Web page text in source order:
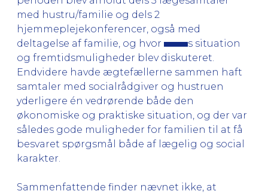
med hustru/familie og dels 2
hjemmeplejekonferencer, også med
deltagelse af familie, og hvor
s situation
og fremtidsmuligheder blev diskuteret.
Endvidere havde ægtefællerne sammen haft
samtaler med socialrådgiver og hustruen
yderligere én vedrørende både den
økonomiske og praktiske situation, og der var
således gode muligheder for familien til at få
besvaret spørgsmål både af lægelig og social
karakter.
Sammenfattende finder nævnet ikke, at